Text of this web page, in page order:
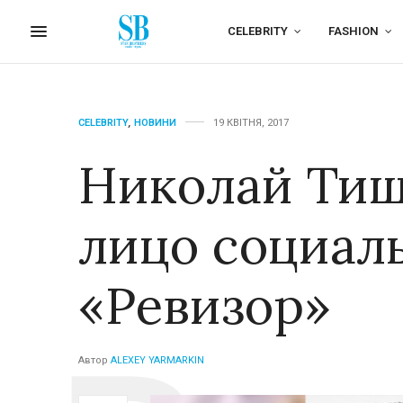
CELEBRITY FASHION
CELEBRITY, НОВИНИ 19 КВІТНЯ, 2017
Николай
лицо
«Ревизор»
Автор ALEXEY YARMARKIN